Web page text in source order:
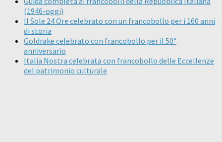
(1946-oggi)
Il Sole 24 Ore celebrato con un francobollo per i 160 anni
di storia
Goldrake celebrato con francobollo per il 50°
anniversario
Italia Nostra celebrata con francobollo delle Eccellenze
del patrimonio culturale